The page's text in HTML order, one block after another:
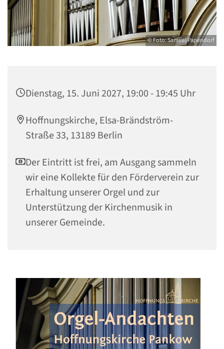
© Foto: Samuel Papendorf
Dienstag, 15. Juni 2027, 19:00 - 19:45 Uhr
Hoffnungskirche, Elsa-Brändström-
Straße 33, 13189 Berlin
Der Eintritt ist frei, am Ausgang sammeln
wir eine Kollekte für den Förderverein zur
Erhaltung unserer Orgel und zur
Unterstützung der Kirchenmusik in
unserer Gemeinde.